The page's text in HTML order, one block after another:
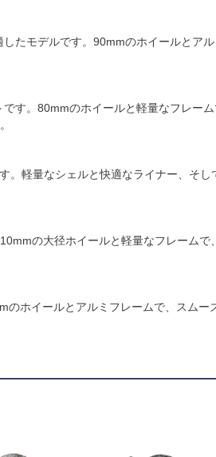
たモデルです。90mmのホイールとア
す。80mmのホイールと軽量なフレー
軽量なシェルと快適なライナー、そ
の大径ホイールと軽量なフレームで
ホイールとアルミフレームで、スムー